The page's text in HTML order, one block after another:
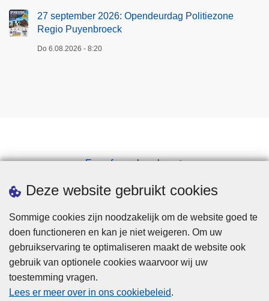
Deze website gebruikt cookies
Sommige cookies zijn noodzakelijk om de website goed te
doen functioneren en kan je niet weigeren. Om uw
gebruikservaring te optimaliseren maakt de website ook
gebruik van optionele cookies waarvoor wij uw
toestemming vragen.
Lees er meer over in ons cookiebeleid.
27 september 2026: Opendeurdag Politiezone
Regio Puyenbroeck
Do 6.08.2026 - 8:20
Een afspraak maken
Privacy